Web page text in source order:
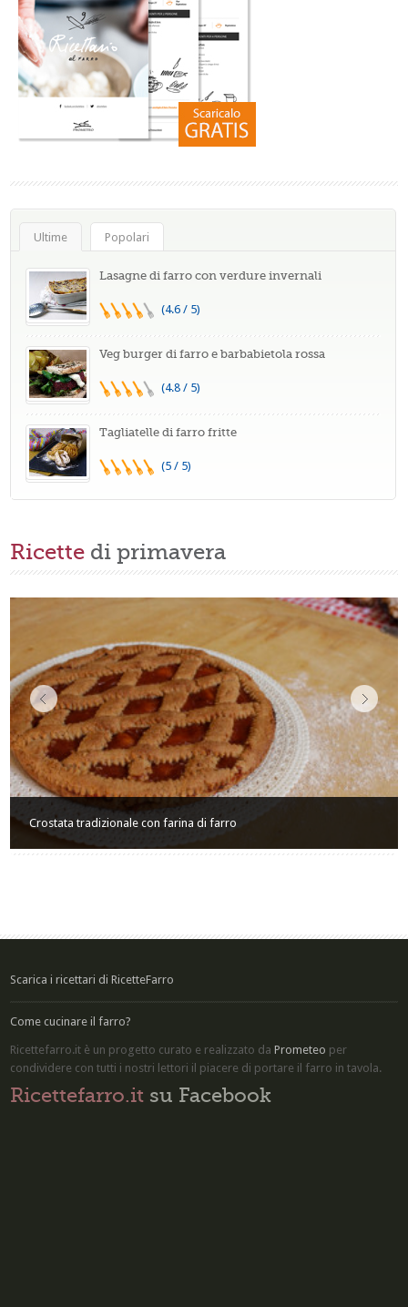
Ultime Popolari
Lasagne di farro con verdure invernali
(4.6 / 5)
Veg burger di farro e barbabietola rossa
(4.8 / 5)
Tagliatelle di farro fritte
(5 / 5)
Ricette di primavera
Crostata tradizionale con farina di farro
Scarica i ricettari di RicetteFarro
Come cucinare il farro?
Ricettefarro.it è un progetto curato e realizzato daPrometeo per
condividere con tutti i nostri lettori il piacere di portare il farro in tavola.
Ricettefarro.it su Facebook